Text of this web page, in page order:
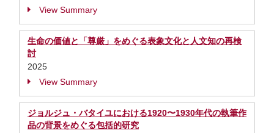
View Summary
生命の価値と「尊厳」をめぐる表象文化と人文知の再検
討
2025
View Summary
ジョルジュ・バタイユにおける1920〜1930年代の執筆作
品の背景をめぐる包括的研究